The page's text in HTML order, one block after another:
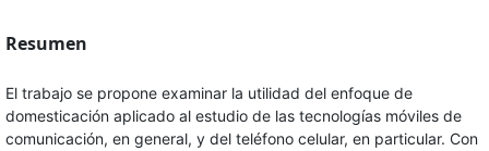
Resumen
El trabajo se propone examinar la utilidad del enfoque de
domesticación aplicado al estudio de las tecnologías móviles de
comunicación, en general, y del teléfono celular, en particular. Con